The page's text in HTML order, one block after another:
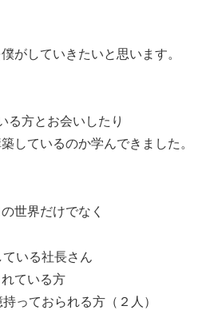
がしていきたいと思います。
る方とお会いしたり
しているのか学んできました。
世界だけでなく
いる社長さん
ている方
っておられる方（２人）